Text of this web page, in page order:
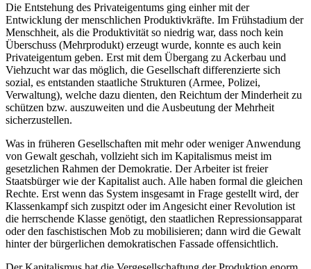
Die Entstehung des Privateigentums ging einher mit der
Entwicklung der menschlichen Produktivkräfte. Im Frühstadium der
Menschheit, als die Produktivität so niedrig war, dass noch kein
Überschuss (Mehrprodukt) erzeugt wurde, konnte es auch kein
Privateigentum geben. Erst mit dem Übergang zu Ackerbau und
Viehzucht war das möglich, die Gesellschaft differenzierte sich
sozial, es entstanden staatliche Strukturen (Armee, Polizei,
Verwaltung), welche dazu dienten, den Reichtum der Minderheit zu
schützen bzw. auszuweiten und die Ausbeutung der Mehrheit
sicherzustellen.
Was in früheren Gesellschaften mit mehr oder weniger Anwendung
von Gewalt geschah, vollzieht sich im Kapitalismus meist im
gesetzlichen Rahmen der Demokratie. Der Arbeiter ist freier
Staatsbürger wie der Kapitalist auch. Alle haben formal die gleichen
Rechte. Erst wenn das System insgesamt in Frage gestellt wird, der
Klassenkampf sich zuspitzt oder im Angesicht einer Revolution ist
die herrschende Klasse genötigt, den staatlichen Repressionsapparat
oder den faschistischen Mob zu mobilisieren; dann wird die Gewalt
hinter der bürgerlichen demokratischen Fassade offensichtlich.